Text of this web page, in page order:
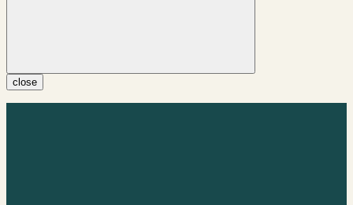
close